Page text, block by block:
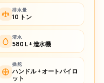
排水量
10 トン
清水
580 L + 造水機
操舵
ハンドル + オートパイロ
ット